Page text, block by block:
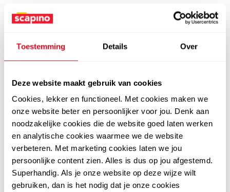
Toestemming Details Over
Deze website maakt gebruik van cookies
Cookies, lekker en functioneel. Met cookies maken we
onze website beter en persoonlijker voor jou. Denk aan
noodzakelijke cookies die de website goed laten werken
en analytische cookies waarmee we de website
verbeteren. Met marketing cookies laten we jou
persoonlijke content zien. Alles is dus op jou afgestemd.
Superhandig. Als je onze website op deze wijze wilt
gebruiken, dan is het nodig dat je onze cookies